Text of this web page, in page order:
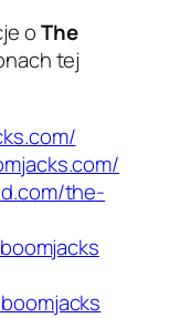
oThe
tej
the-